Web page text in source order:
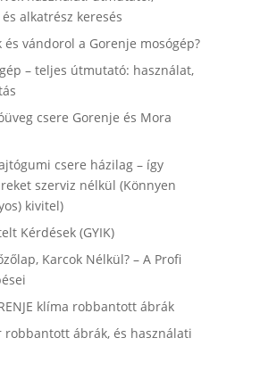
alkatrész keresés
vándorol a Gorenje mosógép?
– teljes útmutató: használat,
csere Gorenje és Mora
csere házilag – így
szerviz nélkül (Könnyen
kivitel)
Kérdések (GYIK)
Karcok Nélkül? – A Profi
klíma robbantott ábrák
ábrák, és használati